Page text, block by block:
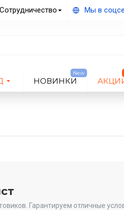
Сотрудничество Мы в
НОВИНКИ
New
Гарантируем отличные